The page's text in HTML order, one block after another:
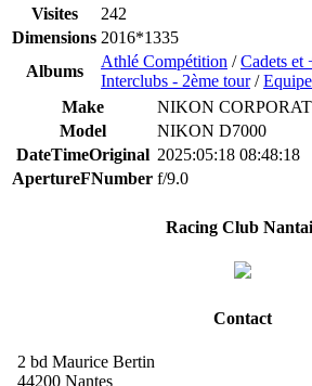
Visites
242
Dimensions 2016*1335
Albums
Athlé Compétition /Cadets et
Interclubs - 2ème tour/
Make
NIKON
Model
NIKON D7000
DateTimeOriginal 2025:05:18 08:48:18
ApertureFNumber f/9.0
Racing Club
Contact
2 bd Maurice Bertin
44200 Nantes